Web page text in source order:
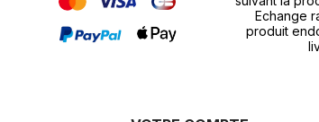
Echange
produit